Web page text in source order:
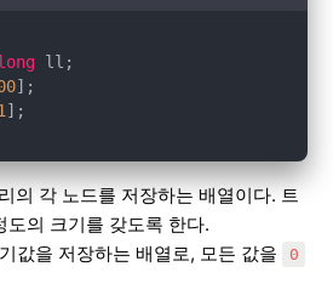
];
의 각 노드를 저장하는 배열이다. 트
도의 크기를 갖도록 한다.
값을 저장하는 배열로, 모든 값을 0